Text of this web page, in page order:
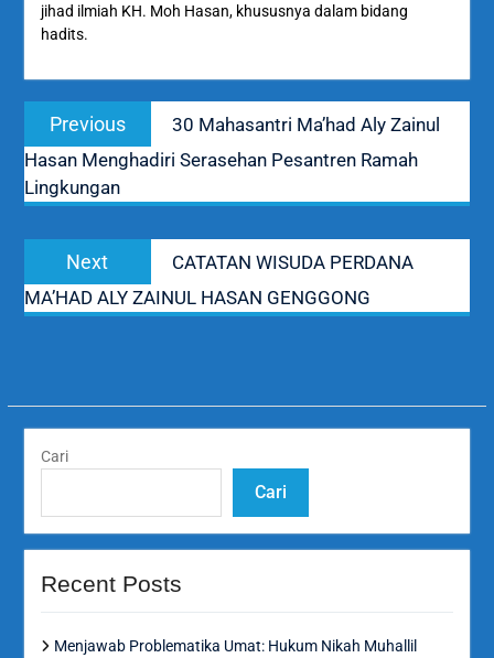
jihad ilmiah KH. Moh Hasan, khususnya dalam bidang
hadits.
Navigasi
posPrevious
Previous
post:
30 Mahasantri Ma’had Aly Zainul
Hasan Menghadiri Serasehan Pesantren Ramah
Lingkungan
Next
post:
CATATAN WISUDA PERDANA
MA’HAD ALY ZAINUL HASAN GENGGONG
Cari
Cari
Recent Posts
Menjawab Problematika Umat: Hukum Nikah Muhallil